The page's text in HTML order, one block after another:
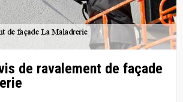
de ravalement de façade